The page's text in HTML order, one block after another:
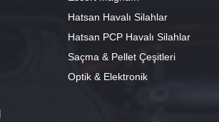
Hatsan Havalı Silahlar
Hatsan PCP Havalı Silahlar
Saçma & Pellet Çeşitleri
Optik & Elektronik